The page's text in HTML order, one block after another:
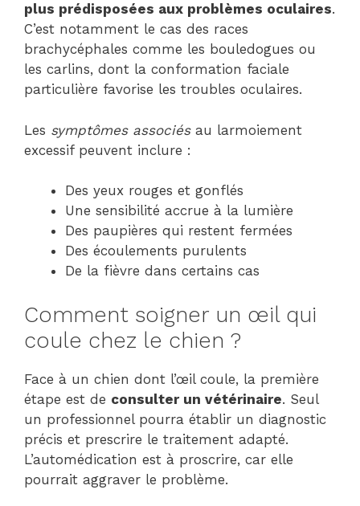
plus prédisposées aux problèmes oculaires.
C’est notamment le cas des races
brachycéphales comme les bouledogues ou
les carlins, dont la conformation faciale
particulière favorise les troubles oculaires.
Les symptômes associésau larmoiement
excessif peuvent inclure :
Des yeux rouges et gonflés
Une sensibilité accrue à la lumière
Des paupières qui restent fermées
Des écoulements purulents
De la fièvre dans certains cas
Comment soigner un œil qui
coule chez le chien ?
Face à un chien dont l’œil coule, la première
étape est de consulter un vétérinaire. Seul
un professionnel pourra établir un diagnostic
précis et prescrire le traitement adapté.
L’automédication est à proscrire, car elle
pourrait aggraver le problème.